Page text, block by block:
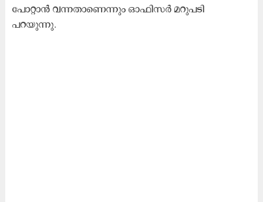
പോറ്റാൻ വന്നതാണെന്നും ഓഫിസർ മറുപടി
പറയുന്നു.